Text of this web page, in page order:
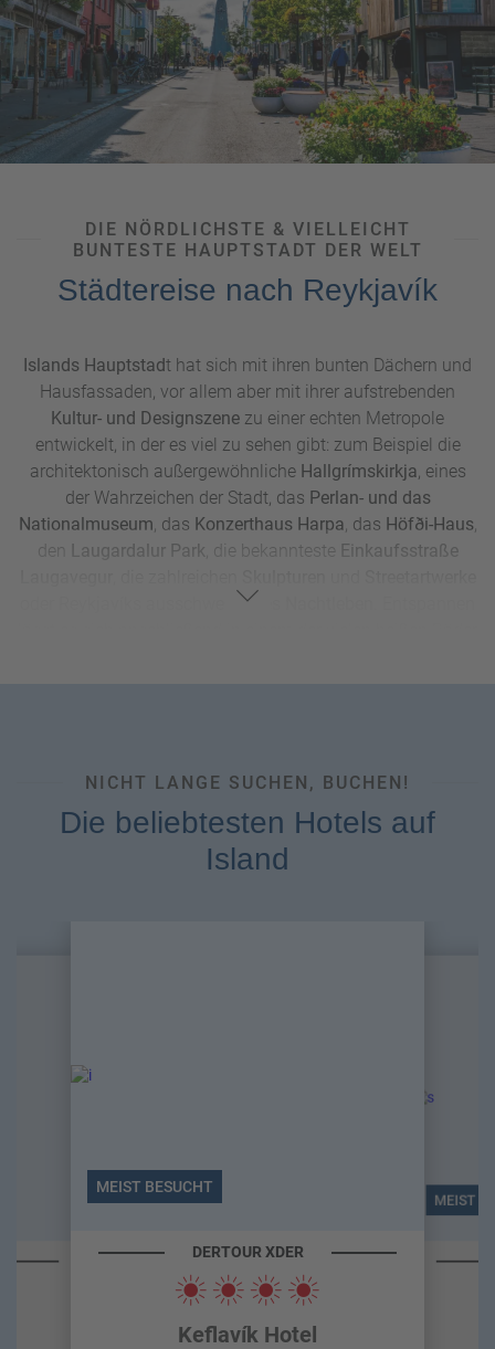
desHafenortes Vík í Mýrdabestaunen.
DIE NÖRDLICHSTE & VIELLEICHT
BUNTESTE HAUPTSTADT DER WELT
Städtereise nach Reykjavík
Islands Hauptstadt hat sich mit ihren bunten Dächern und
Hausfassaden, vor allem aber mit ihrer aufstrebenden
Kultur- und Designszene zu einer echten Metropole
entwickelt, in der es viel zu sehen gibt: zum Beispiel die
architektonisch außergewöhnliche Hallgrímskirkja , eines
der Wahrzeichen der Stadt, das Perlan- und das
Nationalmuseum , das Konzerthaus Harpa , das Höfði-Haus
den Laugardalur Park , die bekannteste Einkaufsstraße
oder Reykjavíks ausschweifendes
NICHT LANGE SUCHEN, BUCHEN!
Die beliebtesten Hotels auf
Island
MEIST BESUCHT
DERTOUR XDER
Keflavík Hotel
MEIST